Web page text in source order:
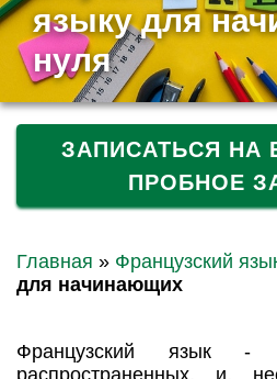
языку для
нуля
ЗАПИСАТЬСЯ НА
ПРОБНОЕ
Главная » Французский
для начинающих
Французский язык